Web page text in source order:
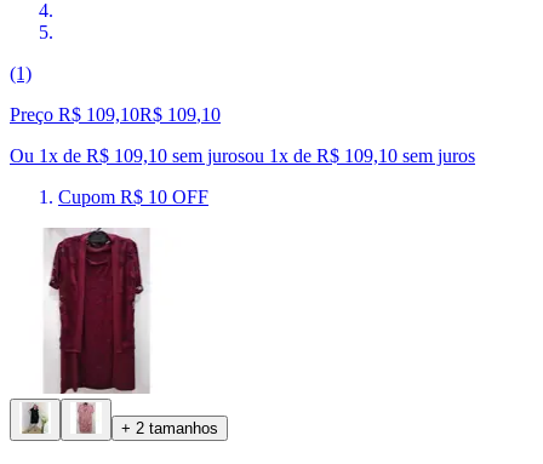
(1)
Preço R$ 109,10R$ 109,10
Ou 1x de R$ 109,10 sem jurosou 1x de R$ 109,10 sem juros
Cupom R$ 10 OFF
+ 2 tamanhos